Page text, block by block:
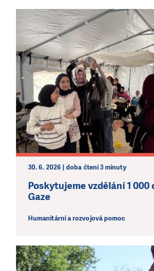
30. 6. 2026 | doba čtení 3 minuty
Poskytujeme vzdělání 1 000
Gaze
Humanitární a rozvojová pomoc